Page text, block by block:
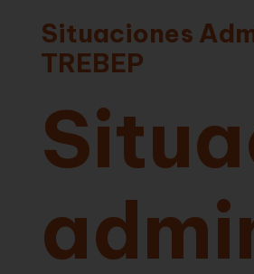
Situaciones
TREBEP